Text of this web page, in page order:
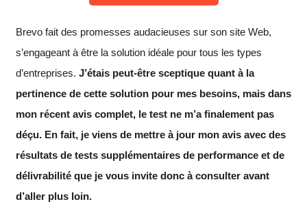
Brevo fait des promesses audacieuses sur son site Web,
s’engageant à être la solution idéale pour tous les types
d’entreprises. J’étais peut-être sceptique quant à la
pertinence de cette solution pour mes besoins, mais dans
mon récent avis complet, le test ne m’a finalement pas
déçu. En fait, je viens de mettre à jour mon avis avec des
résultats de tests supplémentaires de performance et de
délivrabilité que je vous invite donc à consulter avant
d’aller plus loin.